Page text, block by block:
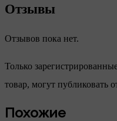
Отзывы
Отзывов пока нет.
Только
товар, могут публиковать
Похожие